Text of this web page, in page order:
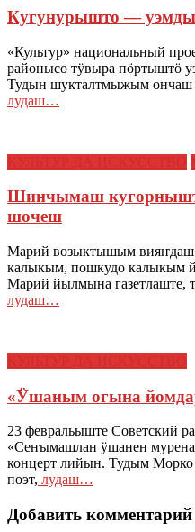
Кугунурышто —
«Культур» национальный
районысо тӱвыра пӧртыштӧ
Тудын шукталтмыжым ончаш
лудаш…
Шинчымаш
шочеш
Марий возыктышым
калыкым, пошкудо
Марий йылмына газетлаште,
лудаш…
«Ӱшаным огына
23 февральыште Советский
«Сеҥымашлан ӱшанен
концерт лийын. Тудым
поэт, лудаш…
Добавить комментарий